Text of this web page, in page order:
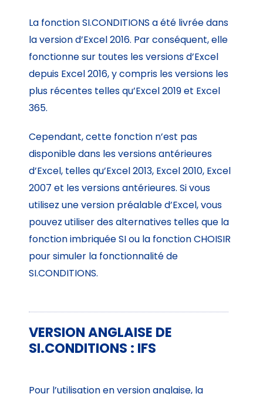
La fonction SI.CONDITIONS a été livrée dans
la version d’Excel 2016. Par conséquent, elle
fonctionne sur toutes les versions d’Excel
depuis Excel 2016, y compris les versions les
plus récentes telles qu’Excel 2019 et Excel
365.
Cependant, cette fonction n’est pas
disponible dans les versions antérieures
d’Excel, telles qu’Excel 2013, Excel 2010, Excel
2007 et les versions antérieures. Si vous
utilisez une version préalable d’Excel, vous
pouvez utiliser des alternatives telles que la
fonction imbriquée SI ou la fonction CHOISIR
pour simuler la fonctionnalité de
SI.CONDITIONS.
VERSION ANGLAISE DE
SI.CONDITIONS : IFS
Pour l’utilisation en version anglaise, la